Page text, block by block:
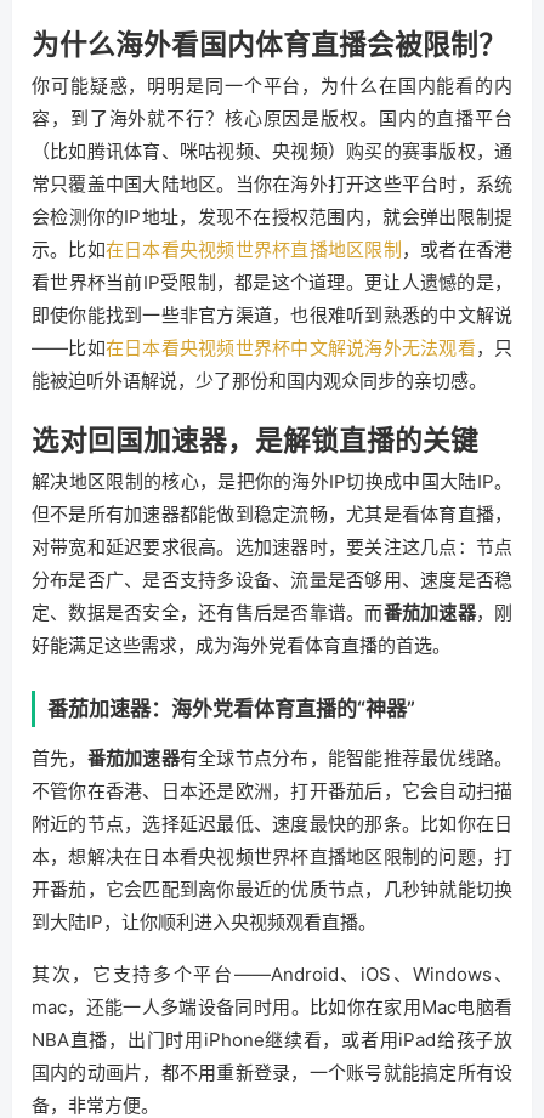
为什么海外看国内体育直播会被限制？
你可能疑惑，明明是同一个平台，为什么在国内能看的内
容，到了海外就不行？核心原因是版权。国内的直播平台
（比如腾讯体育、咪咕视频、央视频）购买的赛事版权，通
常只覆盖中国大陆地区。当你在海外打开这些平台时，系统
会检测你的IP地址，发现不在授权范围内，就会弹出限制提
示。比如在日本看央视频世界杯直播地区限制，或者在香港
看世界杯当前IP受限制，都是这个道理。更让人遗憾的是，
即使你能找到一些非官方渠道，也很难听到熟悉的中文解说
——比如在日本看央视频世界杯中文解说海外无法观看，只
能被迫听外语解说，少了那份和国内观众同步的亲切感。
选对回国加速器，是解锁直播的关键
解决地区限制的核心，是把你的海外IP切换成中国大陆IP。
但不是所有加速器都能做到稳定流畅，尤其是看体育直播，
对带宽和延迟要求很高。选加速器时，要关注这几点：节点
分布是否广、是否支持多设备、流量是否够用、速度是否稳
定、数据是否安全，还有售后是否靠谱。而番茄加速器，刚
好能满足这些需求，成为海外党看体育直播的首选。
番茄加速器：海外党看体育直播的“神器”
首先， 番茄加速器有全球节点分布，能智能推荐最优线路。
不管你在香港、日本还是欧洲，打开番茄后，它会自动扫描
附近的节点，选择延迟最低、速度最快的那条。比如你在日
本，想解决在日本看央视频世界杯直播地区限制的问题，打
开番茄，它会匹配到离你最近的优质节点，几秒钟就能切换
到大陆IP，让你顺利进入央视频观看直播。
其次，它支持多个平台——Android、iOS、Windows、
mac，还能一人多端设备同时用。比如你在家用Mac电脑看
NBA直播，出门时用iPhone继续看，或者用iPad给孩子放
国内的动画片，都不用重新登录，一个账号就能搞定所有设
备，非常方便。